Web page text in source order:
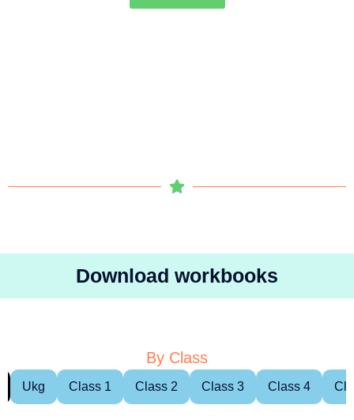
Download workbooks
By Class
Ukg Class 1 Class 2 Class 3 Class 4